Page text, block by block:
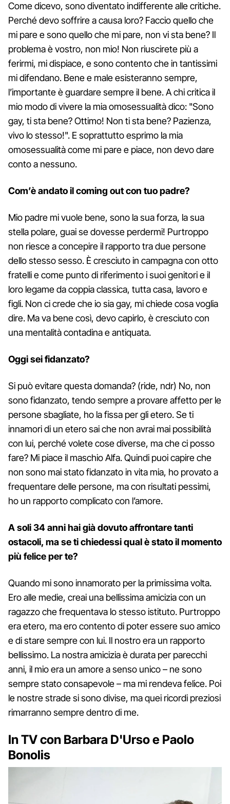
Come dicevo, sono diventato indifferente alle critiche.
Perché devo soffrire a causa loro? Faccio quello che
mi pare e sono quello che mi pare, non vi sta bene? Il
problema è vostro, non mio! Non riuscirete più a
ferirmi, mi dispiace, e sono contento che in tantissimi
mi difendano. Bene e male esisteranno sempre,
l’importante è guardare sempre il bene. A chi critica il
mio modo di vivere la mia omosessualità dico: "Sono
gay, ti sta bene? Ottimo! Non ti sta bene? Pazienza,
vivo lo stesso!". E soprattutto esprimo la mia
omosessualità come mi pare e piace, non devo dare
conto a nessuno.
Com’è andato il coming out con tuo padre?
Mio padre mi vuole bene, sono la sua forza, la sua
stella polare, guai se dovesse perdermi! Purtroppo
non riesce a concepire il rapporto tra due persone
dello stesso sesso. È cresciuto in campagna con otto
fratelli e come punto di riferimento i suoi genitori e il
loro legame da coppia classica, tutta casa, lavoro e
figli. Non ci crede che io sia gay, mi chiede cosa voglia
dire. Ma va bene così, devo capirlo, è cresciuto con
una mentalità contadina e antiquata.
Oggi sei fidanzato?
Si può evitare questa domanda? (ride, ndr) No, non
sono fidanzato, tendo sempre a provare affetto per le
persone sbagliate, ho la fissa per gli etero. Se ti
innamori di un etero sai che non avrai mai possibilità
con lui, perché volete cose diverse, ma che ci posso
fare? Mi piace il maschio Alfa. Quindi puoi capire che
non sono mai stato fidanzato in vita mia, ho provato a
frequentare delle persone, ma con risultati pessimi,
ho un rapporto complicato con l’amore.
A soli 34 anni hai già dovuto affrontare tanti
ostacoli, ma se ti chiedessi qual è stato il momento
più felice per te?
Quando mi sono innamorato per la primissima volta.
Ero alle medie, creai una bellissima amicizia con un
ragazzo che frequentava lo stesso istituto. Purtroppo
era etero, ma ero contento di poter essere suo amico
e di stare sempre con lui. Il nostro era un rapporto
bellissimo. La nostra amicizia è durata per parecchi
anni, il mio era un amore a senso unico – ne sono
sempre stato consapevole – ma mi rendeva felice. Poi
le nostre strade si sono divise, ma quei ricordi preziosi
rimarranno sempre dentro di me.
In TV con Barbara D'Urso e Paolo
Bonolis